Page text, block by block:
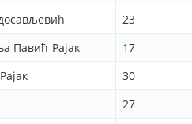
23
Павић-Рајак 17
30
27